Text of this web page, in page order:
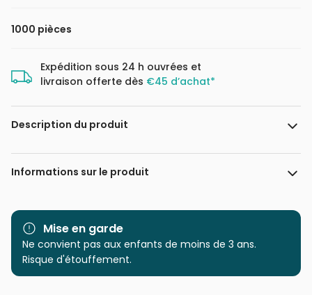
1000 pièces
Expédition sous 24 h ouvrées et
livraison offerte dès €45 d’achat*
Description du produit
Olivia Gibbs
Informations sur le produit
Marque Magnolia
Catégorie Puzzles - Déco et Objets
Age
Puzzle pour Adultes (500 à
Mise en garde
Ne convient pas aux enfants de moins de 3 ans.
Risque d'étouffement.